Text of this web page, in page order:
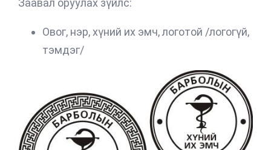
Заавал оруулах зүйлс:
Овог, нэр, хүний их эмч, логотой /логогүй,
тэмдэг/